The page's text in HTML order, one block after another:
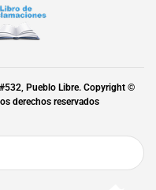
Pueblo Libre. Copyright ©
derechos reservados